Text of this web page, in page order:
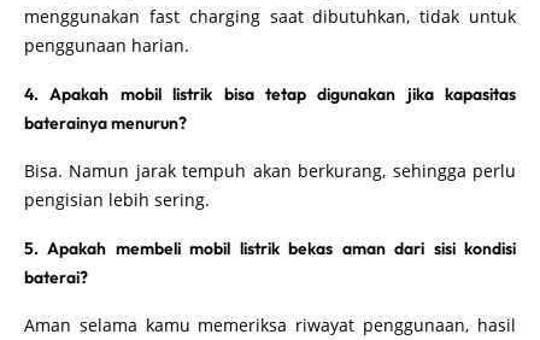
menggunakan fast charging saat dibutuhkan, tidak untuk
penggunaan harian.
4. Apakah mobil listrik bisa tetap digunakan jika kapasitas
baterainya menurun?
Bisa. Namun jarak tempuh akan berkurang, sehingga perlu
pengisian lebih sering.
5. Apakah membeli mobil listrik bekas aman dari sisi kondisi
baterai?
Aman selama kamu memeriksa riwayat penggunaan, hasil